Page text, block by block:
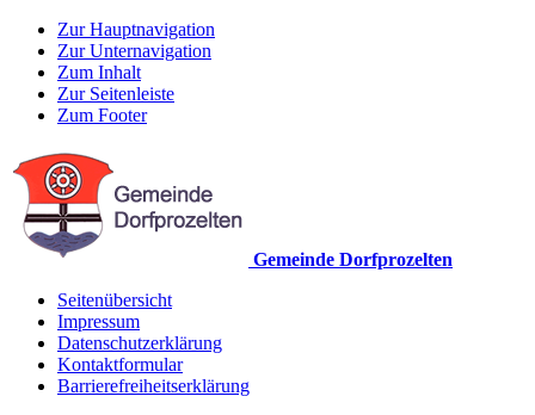
Zur Hauptnavigation
Zur Unternavigation
Zum Inhalt
Zur Seitenleiste
Zum Footer
Gemeinde Dorfprozelten
Seitenübersicht
Impressum
Datenschutzerklärung
Kontaktformular
Barrierefreiheitserklärung